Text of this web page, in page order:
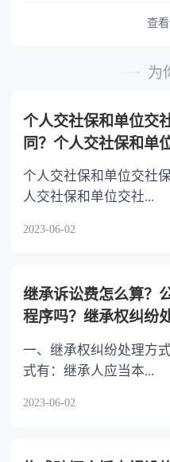
或者与被继承人共
的继承人，不尽扶
查
为
个人交社保和单位交
同？个人交社保和单
么不同？
个人交社保和单位交社
人交社保和单位交社...
2023-06-02
继承诉讼费怎么算？
程序吗？继承权纠纷
一、继承权纠纷处理方
式有：继承人应当本...
2023-06-02